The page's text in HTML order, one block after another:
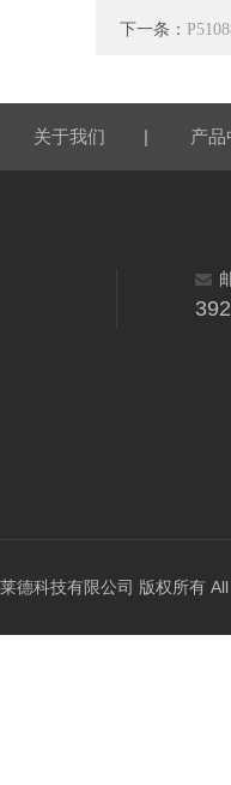
下一条：
关于我们 | 产品
德科技有限公司 版权所有